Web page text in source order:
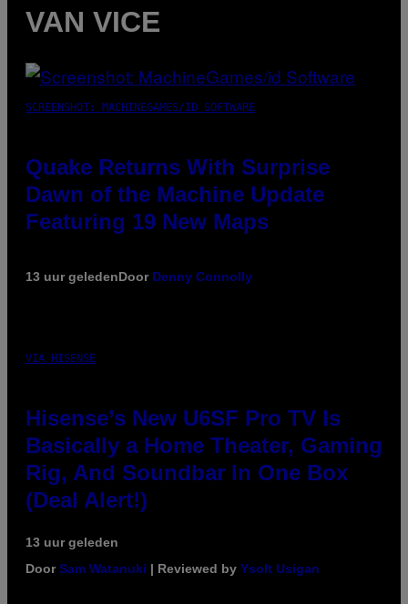
VAN VICE
SCREENSHOT: MACHINEGAMES/ID SOFTWARE
Quake Returns With Surprise
Dawn of the Machine Update
Featuring 19 New Maps
13 uur geledenDoor Denny Connolly
VIA HISENSE
Hisense’s New U6SF Pro TV Is
Basically a Home Theater, Gaming
Rig, And Soundbar In One Box
(Deal Alert!)
13 uur geleden
DoorSam Watanuki | Reviewed by Ysolt Usigan